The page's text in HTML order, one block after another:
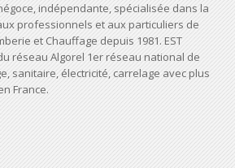
indépendante, spécialisée dans la
professionnels et aux particuliers de
et Chauffage depuis 1981. EST
réseau Algorel 1er réseau national de
sanitaire, électricité, carrelage avec plus
France.